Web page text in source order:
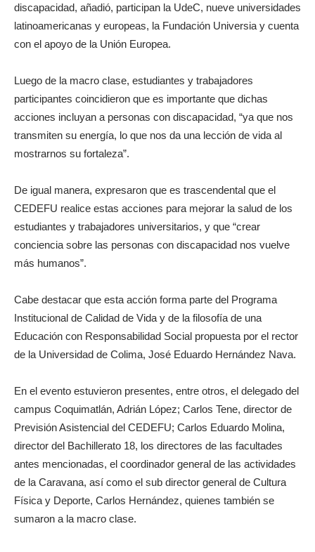
discapacidad, añadió, participan la UdeC, nueve universidades
latinoamericanas y europeas, la Fundación Universia y cuenta
con el apoyo de la Unión Europea.
Luego de la macro clase, estudiantes y trabajadores
participantes coincidieron que es importante que dichas
acciones incluyan a personas con discapacidad, “ya que nos
transmiten su energía, lo que nos da una lección de vida al
mostrarnos su fortaleza”.
De igual manera, expresaron que es trascendental que el
CEDEFU realice estas acciones para mejorar la salud de los
estudiantes y trabajadores universitarios, y que “crear
conciencia sobre las personas con discapacidad nos vuelve
más humanos”.
Cabe destacar que esta acción forma parte del Programa
Institucional de Calidad de Vida y de la filosofía de una
Educación con Responsabilidad Social propuesta por el rector
de la Universidad de Colima, José Eduardo Hernández Nava.
En el evento estuvieron presentes, entre otros, el delegado del
campus Coquimatlán, Adrián López; Carlos Tene, director de
Previsión Asistencial del CEDEFU; Carlos Eduardo Molina,
director del Bachillerato 18, los directores de las facultades
antes mencionadas, el coordinador general de las actividades
de la Caravana, así como el sub director general de Cultura
Física y Deporte, Carlos Hernández, quienes también se
sumaron a la macro clase.